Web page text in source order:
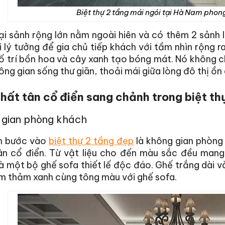
Biệt thự 2 tầng mái ngói tại Hà Nam
sảnh rộng lớn nằm ngoài hiên và có thêm 2
lý tưởng để gia chủ tiếp khách với tầm nhìn rộng
trí bồn hoa và cây xanh tạo bóng mát. Nó không
gian sống thư giãn, thoải mái giữa lòng đô thị ồn
tân cổ điển sang chảnh trong biệt
phòng khách
bước vào biệt thự 2 tầng đẹp là không gian
cổ điển. Từ vật liệu cho đến màu sắc đều
một bộ ghế sofa thiết lế độc đáo. Ghế trắng dài
thảm xanh cùng tông màu với ghế sofa.